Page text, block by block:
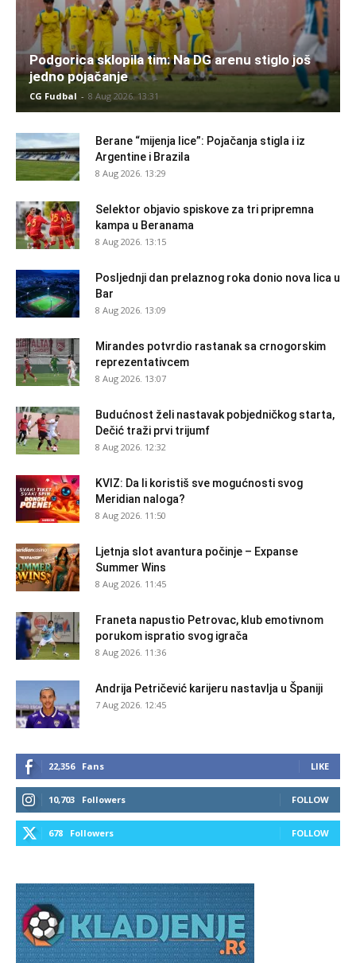
Podgorica sklopila tim: Na DG arenu stiglo još
jedno pojačanje
CG Fudbal - 8 Aug 2026. 13:31
Berane “mijenja lice”: Pojačanja stigla i iz
Argentine i Brazila
8 Aug 2026. 13:29
Selektor objavio spiskove za tri pripremna
kampa u Beranama
8 Aug 2026. 13:15
Posljednji dan prelaznog roka donio nova lica u
Bar
8 Aug 2026. 13:09
Mirandes potvrdio rastanak sa crnogorskim
reprezentativcem
8 Aug 2026. 13:07
Budućnost želi nastavak pobjedničkog starta,
Dečić traži prvi trijumf
8 Aug 2026. 12:32
KVIZ: Da li koristiš sve mogućnosti svog
Meridian naloga?
8 Aug 2026. 11:50
Ljetnja slot avantura počinje – Expanse
Summer Wins
8 Aug 2026. 11:45
Franeta napustio Petrovac, klub emotivnom
porukom ispratio svog igrača
8 Aug 2026. 11:36
Andrija Petričević karijeru nastavlja u Španiji
7 Aug 2026. 12:45
22,356 Fans LIKE
10,703 Followers FOLLOW
678 Followers FOLLOW